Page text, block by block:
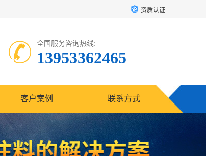
资质认证
全国服务咨询热线:
13953362465
客户案例 联系方式